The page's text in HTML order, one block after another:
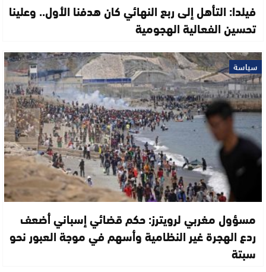
فيلدا: التأهل إلى ربع النهائي كان هدفنا الأول.. وعلينا
تحسين الفعالية الهجومية
سياسة
مسؤول مغربي لرويترز: حكم قضائي إسباني أضعف
ردع الهجرة غير النظامية وأسهم في موجة العبور نحو
سبتة